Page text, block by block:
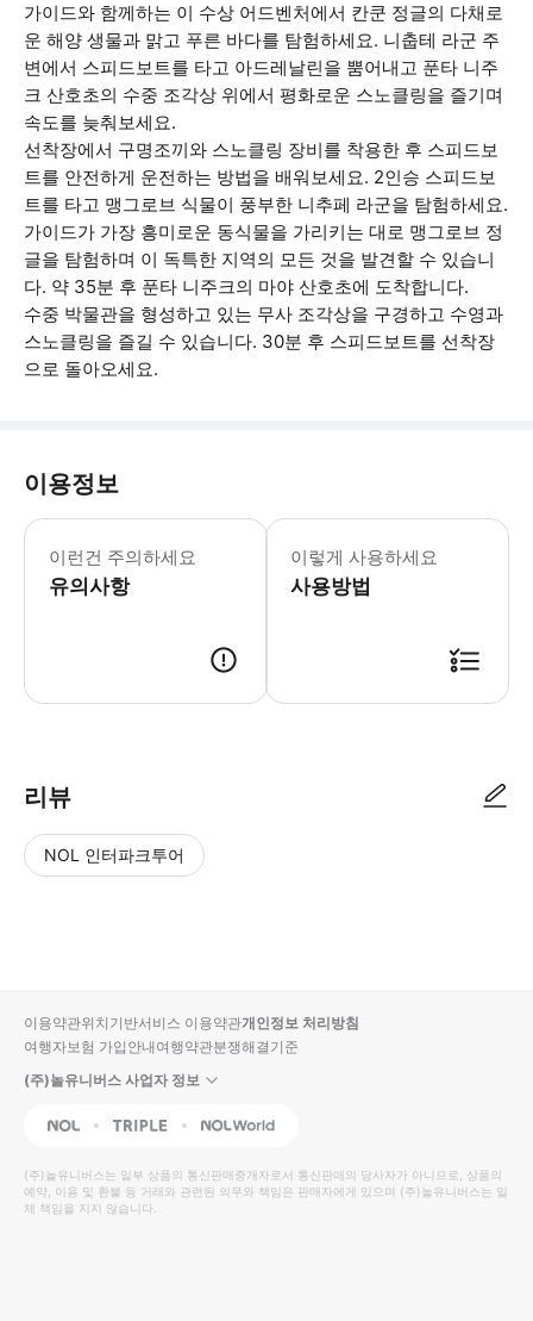
가이드와 함께하는 이 수상 어드벤처에서 칸쿤 정글의 다채로
운 해양 생물과 맑고 푸른 바다를 탐험하세요. 니춥테 라군 주
변에서 스피드보트를 타고 아드레날린을 뿜어내고 푼타 니주
크 산호초의 수중 조각상 위에서 평화로운 스노클링을 즐기며
속도를 늦춰보세요.
선착장에서 구명조끼와 스노클링 장비를 착용한 후 스피드보
트를 안전하게 운전하는 방법을 배워보세요. 2인승 스피드보
트를 타고 맹그로브 식물이 풍부한 니추페 라군을 탐험하세요.
가이드가 가장 흥미로운 동식물을 가리키는 대로 맹그로브 정
글을 탐험하며 이 독특한 지역의 모든 것을 발견할 수 있습니
다. 약 35분 후 푼타 니주크의 마야 산호초에 도착합니다.
수중 박물관을 형성하고 있는 무사 조각상을 구경하고 수영과
스노클링을 즐길 수 있습니다. 30분 후 스피드보트를 선착장
으로 돌아오세요.
이용정보
이런건 주의하세요
유의사항
****정글 투어 액티비티: 스피드보트
이렇게 사용하세요
사용방법
리뷰
NOL 인터파크투어
입니
다.
높
은
순
동
영
상
순
상
이용약관위치기반서비스 이용약관개인정보 처리방침
여행자보험 가입안내여행약관분쟁해결기준
(주)놀유니버스 사업자 정보
NOL Triple Interpark Global
(주)놀유니버스는 일부 상품의 통신판매중개자로서 통신판매의 당사자가 아니므로, 상품의
예약, 이용 및 환불 등 거래와 관련된 의무와 책임은 판매자에게 있으며 (주)놀유니버스는 일
체 책임을 지지 않습니다.